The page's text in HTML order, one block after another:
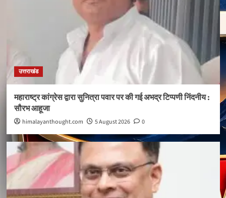
उत्तराखंड
महाराष्ट्र कांग्रेस द्वारा सुनित्रा पवार पर की गई अभद्र टिप्पणी निंदनीय :
सौरभ आहूजा
himalayanthought.com 5 August 2026 0